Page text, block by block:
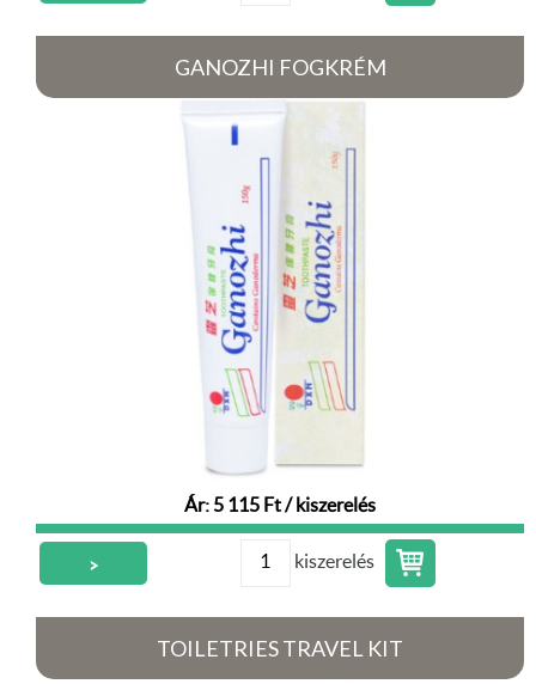
GANOZHI FOGKRÉM
Ár: 5 115 Ft / kiszerelés
> kiszerelés
TOILETRIES TRAVEL KIT